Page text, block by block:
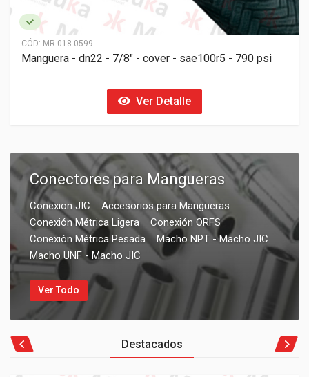
CÓD: MR-018-0599
Manguera - dn22 - 7/8" - cover - sae100r5 - 790 psi
Ver Detalle
Conectores para Mangueras
Conexion JIC
Accesorios para Mangueras
Conexión Métrica Ligera
Conexión ORFS
Conexión Métrica Pesada
Macho NPT - Macho JIC
Macho UNF - Macho JIC
Ver Todo
Destacados